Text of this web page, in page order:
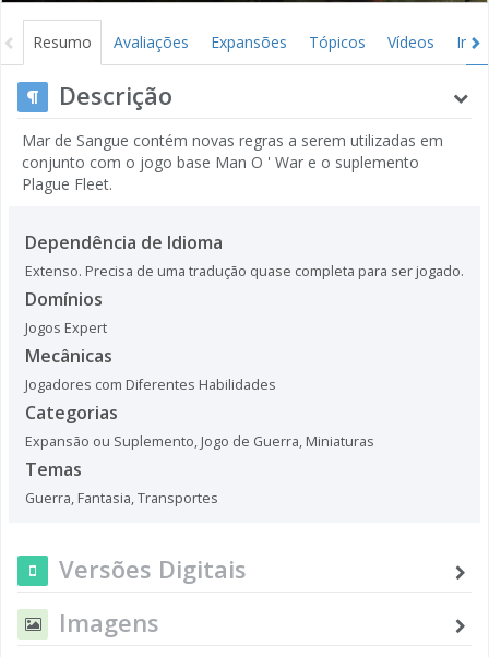
Resumo Avaliações Expansões Tópicos Vídeos
Descrição
Mar de Sangue contém novas regras a serem utilizadas em
conjunto com o jogo base Man O ' War e o suplemento
Plague Fleet.
Dependência de Idioma
Extenso. Precisa de uma tradução quase completa para ser jogado.
Domínios
Jogos Expert
Mecânicas
Jogadores com Diferentes Habilidades
Categorias
Expansão ou Suplemento, Jogo de Guerra, Miniaturas
Temas
Guerra, Fantasia,Transportes
Versões Digitais
Imagens